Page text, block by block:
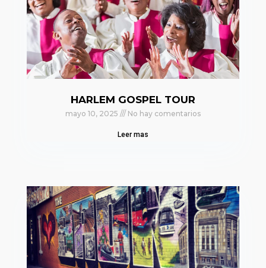
HARLEM GOSPEL TOUR
mayo 10, 2025 No hay comentarios
Leer mas